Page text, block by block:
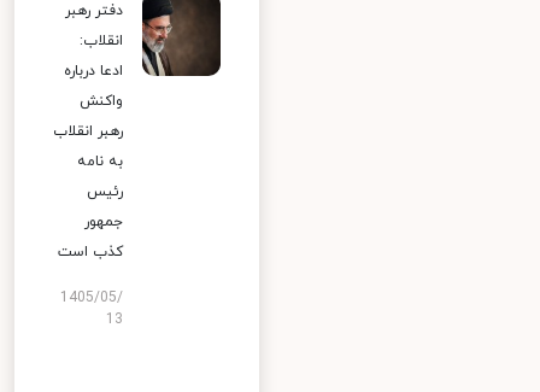
دفتر رهبر
انقلاب:
ادعا درباره
واکنش
رهبر انقلاب
به نامه
رئیس
جمهور
کذب است
1405/05/
13